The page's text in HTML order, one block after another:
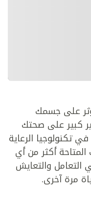
على جسمك
كبير على صحتك
تكنولوجيا الرعاية
المتاحة أكثر من أي
والتعايش
مرة آخرى.